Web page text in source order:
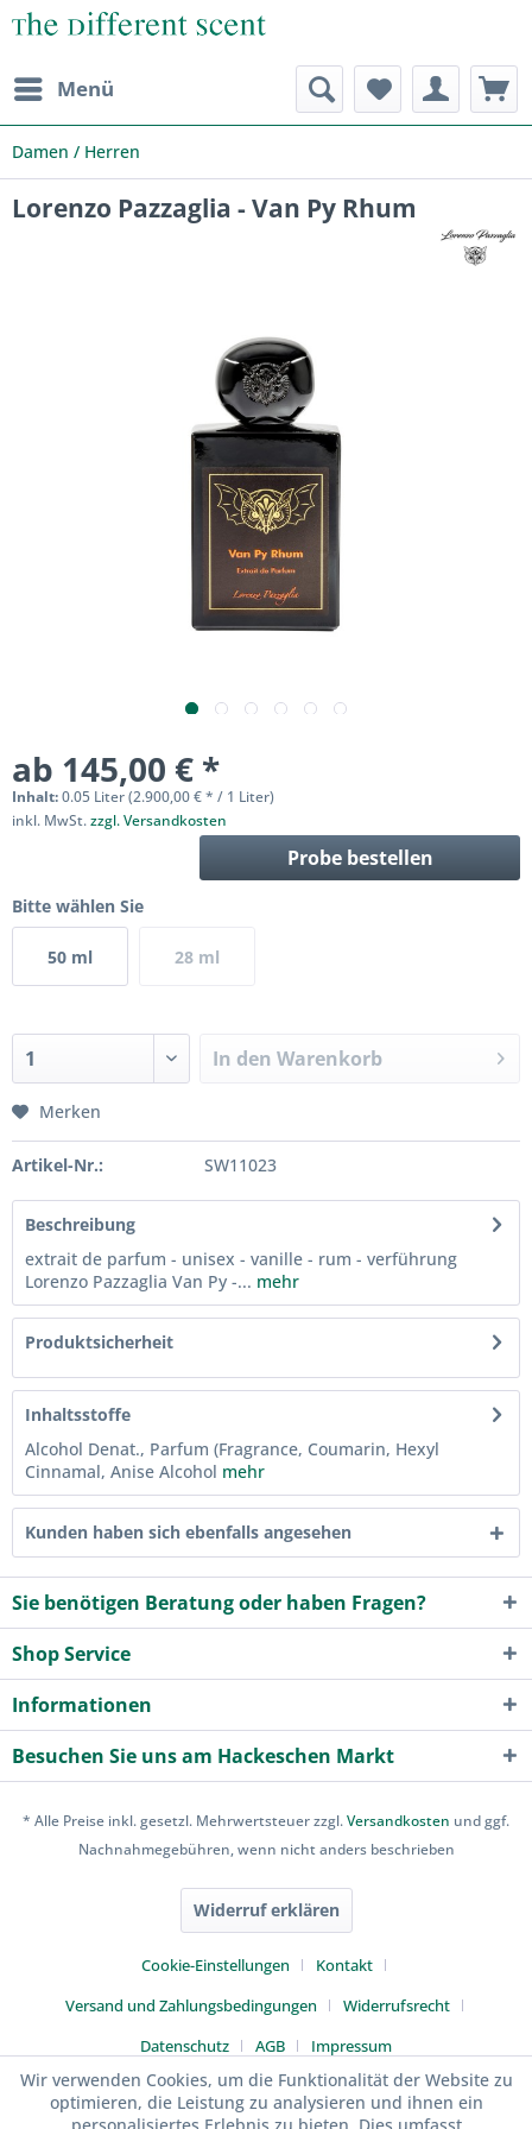
Menü
Damen / Herren
Lorenzo Pazzaglia - Van Py Rhum
ab 145,00 € *
Inhalt:0.05 Liter (2.900,00 € * / 1 Liter)
inkl. MwSt.zzgl. Versandkosten
Probe bestellen
Bitte wählen Sie
50 ml 28 ml
In den Warenkorb
Merken
Artikel-Nr.: SW11023
Beschreibung
extrait de parfum - unisex - vanille - rum - verführung
Lorenzo Pazzaglia Van Py -... mehr
Produktsicherheit
Inhaltsstoffe
Alcohol Denat., Parfum (Fragrance, Coumarin, Hexyl
Cinnamal, Anise Alcohol mehr
Kunden haben sich ebenfalls angesehen
Sie benötigen Beratung oder haben Fragen?
Shop Service
Informationen
Besuchen Sie uns am Hackeschen Markt
* Alle Preise inkl. gesetzl. Mehrwertsteuer zzgl.Versandkosten und ggf.
Nachnahmegebühren, wenn nicht anders beschrieben
Widerruf erklären
Cookie-Einstellungen
Kontakt
Versand und Zahlungsbedingungen
Widerrufsrecht
Datenschutz
AGB Impressum
Wir verwenden Cookies, um die Funktionalität der Website zu
optimieren, die Leistung zu analysieren und ihnen ein